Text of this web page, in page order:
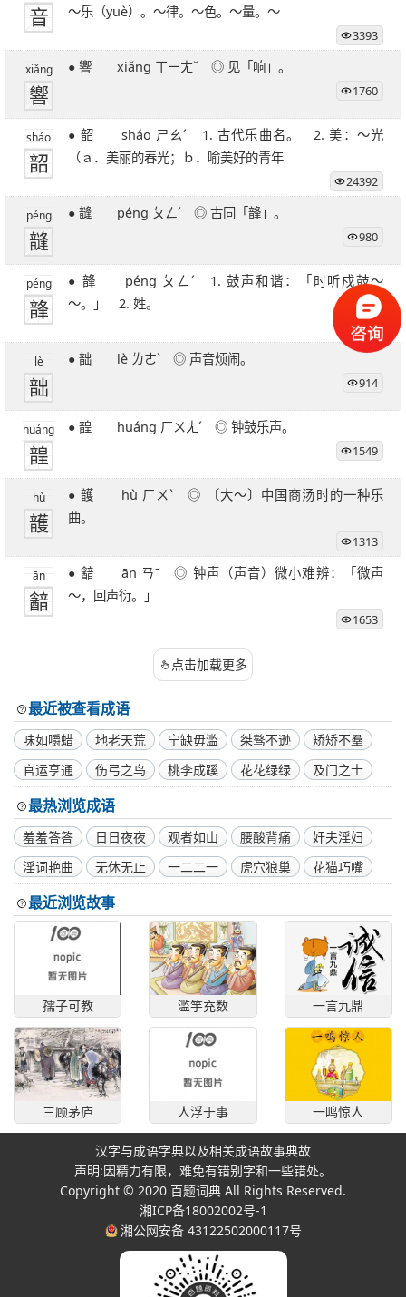
音
～乐（yuè）。～律。～色。～量。～
3393
xiǎng
響
● 響 xiǎng ㄒㄧㄤˇ ◎ 见「响」。
1760
sháo
韶
● 韶 sháo ㄕㄠˊ 1. 古代乐曲名。 2. 美：～光
（ａ．美丽的春光；ｂ．喻美好的青年
24392
péng
韼
● 韼 péng ㄆㄥˊ ◎ 古同「韸」。
980
péng
韸
● 韸 péng ㄆㄥˊ 1. 鼓声和谐：「时听戍鼓～
～。」 2. 姓。
806
lè
韷
● 韷 lè ㄌㄜˋ ◎ 声音烦闹。
914
huáng
韹
● 韹 huáng ㄏㄨㄤˊ ◎ 钟鼓乐声。
1549
hù
頀
● 頀 hù ㄏㄨˋ ◎ 〔大～〕中国商汤时的一种乐
曲。
1313
ān
韽
● 韽 ān ㄢˉ ◎ 钟声（声音）微小难辨：「微声
～，回声衍。」
1653
点击加载更多
最近被查看成语
味如嚼蜡 地老天荒 宁缺毋滥 桀骜不逊
矫矫不羣
官运亨通
伤弓之鸟 桃李成蹊 花花绿绿 及门之士
最热浏览成语
羞羞答答 日日夜夜 观者如山 腰酸背痛
奸夫淫妇
淫词艳曲
无休无止 一二二一 虎穴狼巢 花猫巧嘴
最近浏览故事
孺子可教 滥竽充数 一言九鼎
三顾茅庐 人浮于事 一鸣惊人
汉字与成语字典以及相关成语故事典故
声明:因精力有限，难免有错别字和一些错处。
Copyright © 2020 百题词典 All Rights Reserved.
湘ICP备18002002号-1
湘公网安备 43122502000117号